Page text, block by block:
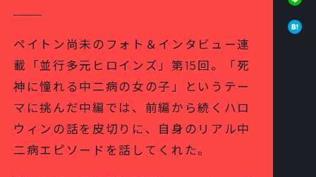
ペイトン尚未のフォト＆インタビュー連
載「並行多元ヒロインズ」第15回。「死
神に憧れる中二病の女の子」というテー
マに挑んだ中編では、前編から続くハロ
ウィンの話を皮切りに、自身のリアル中
二病エピソードを話してくれた。